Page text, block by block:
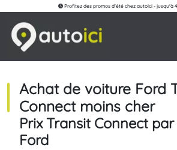
Profitez des promos d'été chez autoici - jusqu'à
Achat de voiture Ford
Connect moins cher
Prix Transit Connect
Ford